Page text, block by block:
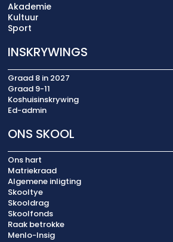
Akademie
Kultuur
Sport
INSKRYWINGS
Graad 8 in 2027
Graad 9-11
Koshuisinskrywing
Ed-admin
ONS SKOOL
Ons hart
Matriekraad
Algemene inligting
Skooltye
Skooldrag
Skoolfonds
Raak betrokke
Menlo-Insig